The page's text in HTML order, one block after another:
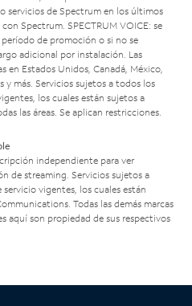
servicios de Spectrum en los últimos
Spectrum. SPECTRUM VOICE: se
de promoción o si no se
adicional por instalación. Las
en Estados Unidos, Canadá, México,
y más. Servicios sujetos a todos los
los cuales están sujetos a
las áreas. Se aplican restricciones.
independiente para ver
de streaming. Servicios sujetos a
vigentes, los cuales están
Todas las demás marcas
aquí son propiedad de sus respectivos